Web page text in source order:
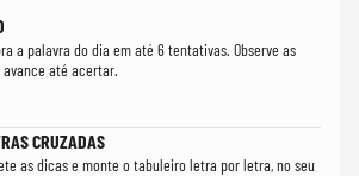
a palavra do dia em até 6 tentativas. Observe as
até acertar.
CRUZADAS
as dicas e monte o tabuleiro letra por letra, no seu